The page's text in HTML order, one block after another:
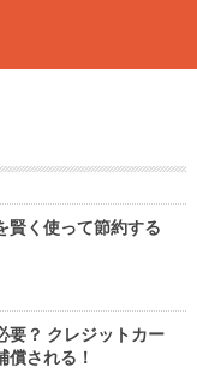
賢く使って節約する
要？ クレジットカー
償される！